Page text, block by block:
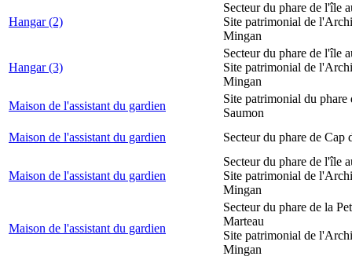
Hangar (2)
Secteur du phare de l'île
Site patrimonial de
Mingan
Hangar (3)
Secteur du phare de l'île
Site patrimonial de
Mingan
Maison de l'assistant du gardien
Site patrimonial du phare
Saumon
Maison de l'assistant du gardien
Secteur du phare de Cap
Maison de l'assistant du gardien
Secteur du phare de l'île
Site patrimonial de
Mingan
Maison de l'assistant du gardien
Secteur du phare de la
Marteau
Site patrimonial de
Mingan